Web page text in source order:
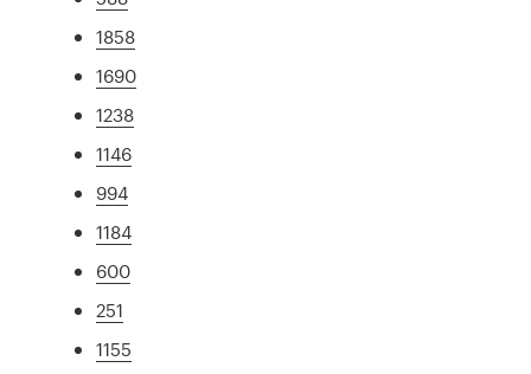
1858
1690
1238
1146
994
1184
600
251
1155